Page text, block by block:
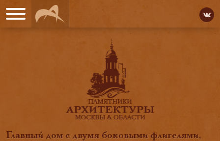
Главный дом с двумя боковыми флигелями,